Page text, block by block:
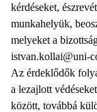
kérdéseket,
munkahelyük,
melyeket a
istvan.kollai@uni-
Az érdeklődők
a lezajlott
között, továbbá